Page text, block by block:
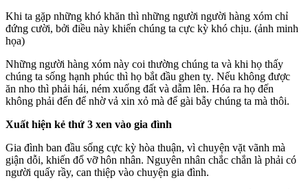
Khi ta gặp những khó khăn thì những người người hàng xóm chỉ
đứng cười, bởi điều này khiến chúng ta cực kỳ khó chịu. (ảnh minh
họa)
Những người hàng xóm này coi thường chúng ta và khi họ thấy
chúng ta sống hạnh phúc thì họ bắt đầu ghen tỵ. Nếu không được
ăn nho thì phải hái, ném xuống đất và dẫm lên. Hóa ra họ đến
không phải đến để nhờ vả xin xỏ mà để gài bẫy chúng ta mà thôi.
Xuất hiện kẻ thứ 3 xen vào gia đình
Gia đình ban đầu sống cực kỳ hòa thuận, vì chuyện vặt vãnh mà
giận dỗi, khiến đổ vỡ hôn nhân. Nguyên nhân chắc chắn là phải có
người quấy rầy, can thiệp vào chuyện gia đình.